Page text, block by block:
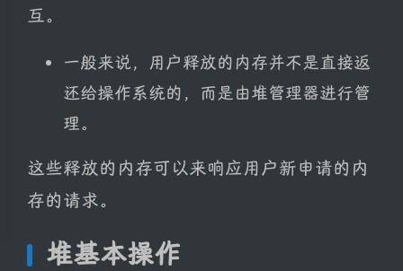
互。
一般来说，用户释放的内存并不是直接返
还给操作系统的，而是由堆管理器进行管
理。
这些释放的内存可以来响应用户新申请的内
存的请求。
堆基本操作